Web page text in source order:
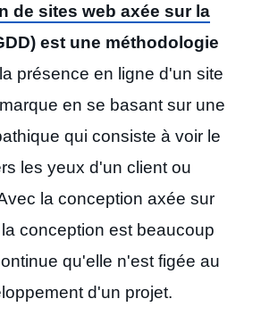
de sites web axée sur la
est une méthodologie
présence en ligne d'un site
en se basant sur une
qui consiste à voir le
les yeux d'un client ou
la conception axée sur
conception est beaucoup
qu'elle n'est figée au
d'un projet.